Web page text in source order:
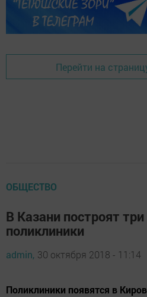
Перейти на
ОБЩЕСТВО
В Казани построят
поликлиники
admin, 30 октября 2018 - 11:14
Поликлиники появятся в